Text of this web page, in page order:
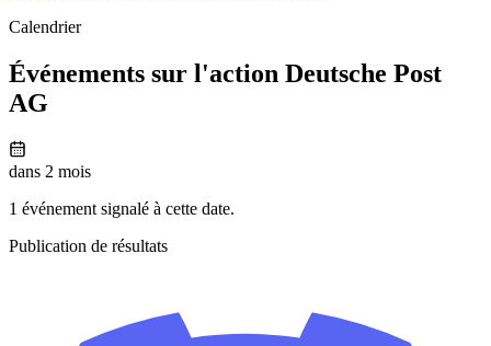
Calendrier
Événements sur l'action Deutsche Post
AG
dans 2 mois
1 événement signalé à cette date.
Publication de résultats